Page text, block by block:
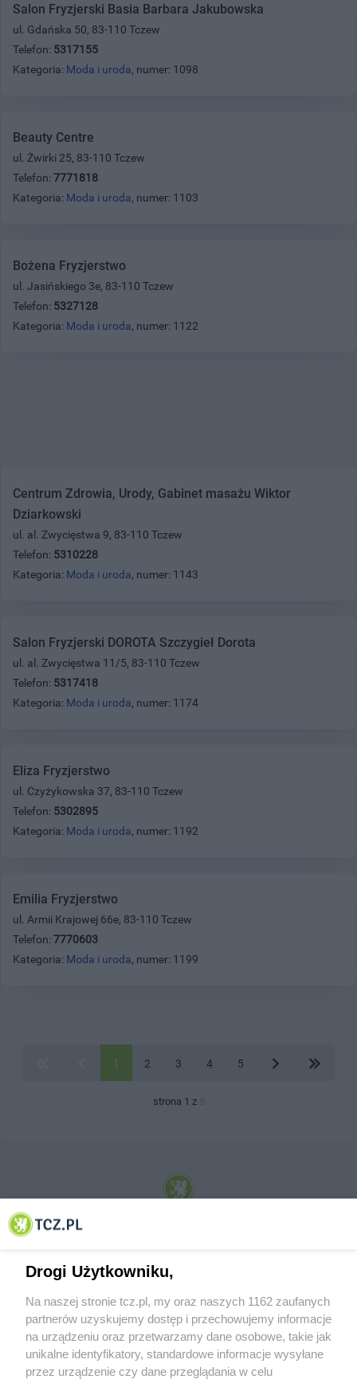
Salon Fryzjerski Basia Barbara Jakubowska
ul. Gdańska 50, 83-110 Tczew
Telefon: 5317155
Kategoria: Moda i uroda, numer: 1098
Beauty Centre
ul. Żwirki 25, 83-110 Tczew
Telefon: 7771818
Kategoria: Moda i uroda, numer: 1103
Bożena Fryzjerstwo
ul. Jasińskiego 3e, 83-110 Tczew
Telefon: 5327128
Kategoria: Moda i uroda, numer: 1122
Centrum Zdrowia, Urody, Gabinet masażu Wiktor
Dziarkowski
ul. al. Zwycięstwa 9, 83-110 Tczew
Telefon: 5310228
Kategoria: Moda i uroda, numer: 1143
Salon Fryzjerski DOROTA Szczygieł Dorota
ul. al. Zwycięstwa 11/5, 83-110 Tczew
Telefon: 5317418
Kategoria: Moda i uroda, numer: 1174
Eliza Fryzjerstwo
ul. Czyżykowska 37, 83-110 Tczew
Telefon: 5302895
Kategoria: Moda i uroda, numer: 1192
Emilia Fryzjerstwo
ul. Armii Krajowej 66e, 83-110 Tczew
Telefon: 7770603
Kategoria: Moda i uroda, numer: 1199
1 2 3 4 5
strona 1 z 5
© 2001-2026 Tczew - TCZ.PL Sp. z o.o. Internetowy Serwis Informacyjny Miasta
Drogi Użytkowniku,
Na naszej stronie tcz.pl, my oraz naszych 1162 zaufanych
partnerów uzyskujemy dostęp i przechowujemy informacje
na urządzeniu oraz przetwarzamy dane osobowe, takie jak
unikalne identyfikatory, standardowe informacje wysyłane
przez urządzenie czy dane przeglądania w celu